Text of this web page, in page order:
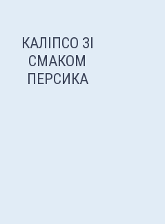
КАЛІПСО ЗІ
СМАКОМ
ПЕРСИКА